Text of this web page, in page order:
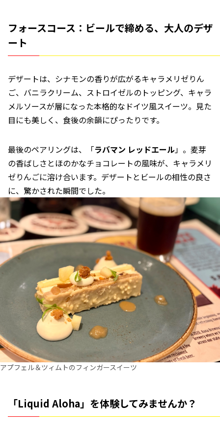
フォースコース：ビールで締める、大人のデザ
ート
デザートは、シナモンの香りが広がるキャラメリゼりん
ご、バニラクリーム、ストロイゼルのトッピング、キャラ
メルソースが層になった本格的なドイツ風スイーツ。見た
目にも美しく、食後の余韻にぴったりです。
最後のペアリングは、「ラバマン レッドエール」。麦芽
の香ばしさとほのかなチョコレートの風味が、キャラメリ
ゼりんごに溶け合います。デザートとビールの相性の良さ
に、驚かされた瞬間でした。
アプフェル＆ツィムトのフィンガースイーツ
「Liquid Aloha」を体験してみませんか？